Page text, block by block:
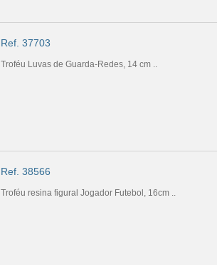
Ref. 37703
Troféu Luvas de Guarda-Redes, 14 cm ..
Ref. 38566
Troféu resina figural Jogador Futebol, 16cm ..